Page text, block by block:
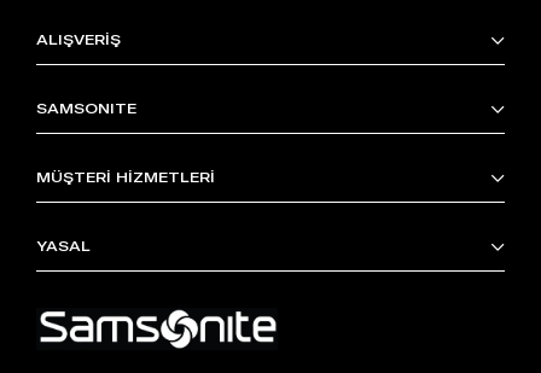
ALIŞVERİŞ
SAMSONITE
MÜŞTERİ HİZMETLERİ
YASAL